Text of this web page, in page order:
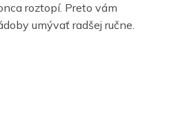
roztopí. Preto vám
umývať radšej ručne.